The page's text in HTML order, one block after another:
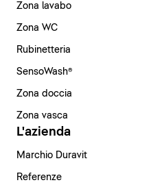
Zona lavabo
Zona WC
Rubinetteria
SensoWash®
Zona doccia
Zona vasca
L'azienda
Marchio Duravit
Referenze